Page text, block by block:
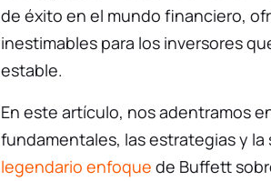
de éxito en el mundo financiero,
inestimables para los inversores
estable.
En este artículo, nos adentramos
fundamentales, las estrategias y
legendario enfoque de Buffett